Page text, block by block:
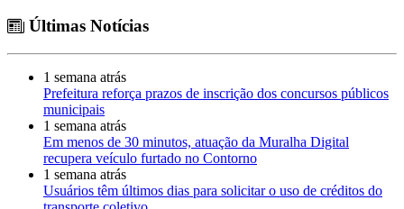
Últimas Notícias
1 semana atrás
Prefeitura reforça prazos de inscrição dos concursos públicos
municipais
1 semana atrás
Em menos de 30 minutos, atuação da Muralha Digital
recupera veículo furtado no Contorno
1 semana atrás
Usuários têm últimos dias para solicitar o uso de créditos do